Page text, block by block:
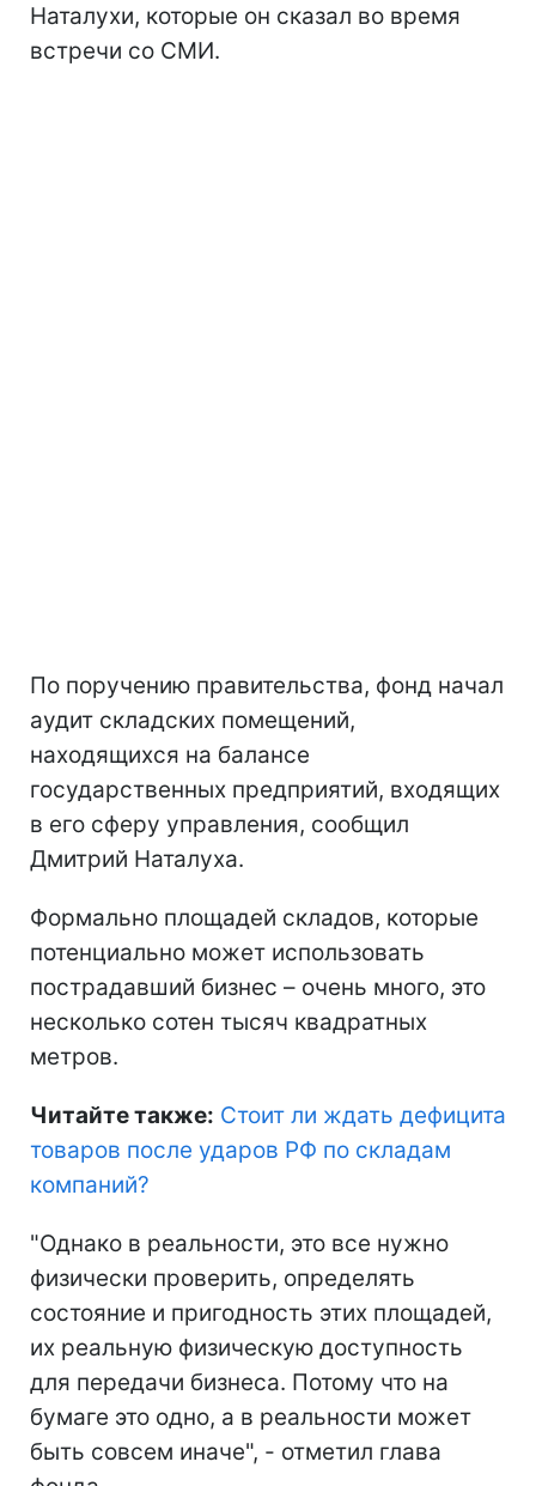
Наталухи, которые он сказал во время
встречи со СМИ.
По поручению правительства, фонд начал
аудит складских помещений,
находящихся на балансе
государственных предприятий, входящих
в его сферу управления, сообщил
Дмитрий Наталуха.
Формально площадей складов, которые
потенциально может использовать
пострадавший бизнес – очень много, это
несколько сотен тысяч квадратных
метров.
Читайте также: Стоит ли ждать дефицита
товаров после ударов РФ по складам
компаний?
"Однако в реальности, это все нужно
физически проверить, определять
состояние и пригодность этих площадей,
их реальную физическую доступность
для передачи бизнеса. Потому что на
бумаге это одно, а в реальности может
быть совсем иначе", - отметил глава